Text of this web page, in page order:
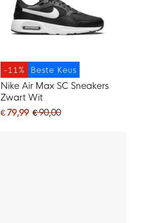
Beste Keus
-11%
Nike Air Max SC Sneakers
Zwart Wit
€ 79,99 € 90,00